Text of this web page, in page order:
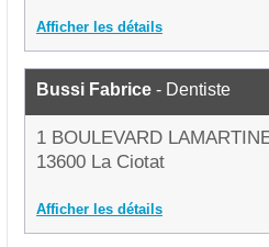
Afficher les détails
Bussi Fabrice - Dentiste
1 BOULEVARD
13600 La Ciotat
Afficher les détails